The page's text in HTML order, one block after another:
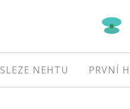
SLEZE NEHTU PRVNÍ